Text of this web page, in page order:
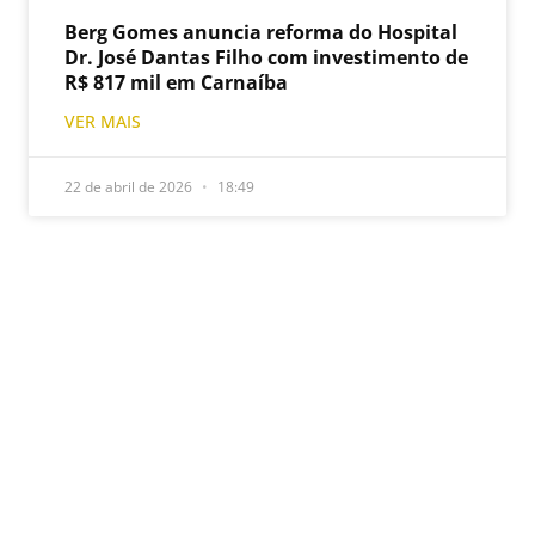
Berg Gomes anuncia reforma do Hospital
Dr. José Dantas Filho com investimento de
R$ 817 mil em Carnaíba
VER MAIS
22 de abril de 2026 18:49